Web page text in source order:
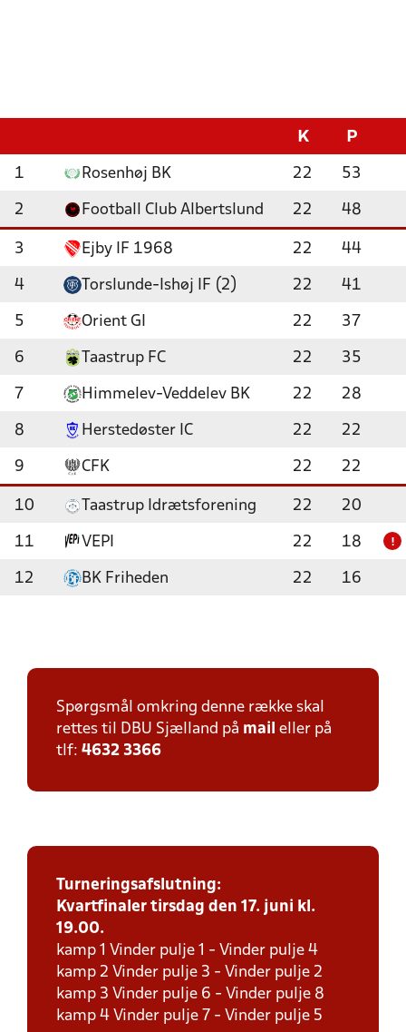
K P
1 Rosenhøj BK 22 53
2 Football Club Albertslund 22 48
3 Ejby IF 1968 22 44
4 Torslunde-Ishøj IF (2) 22 41
5 Orient GI 22 37
6 Taastrup FC 22 35
7 Himmelev-Veddelev BK 22 28
8 Herstedøster IC 22 22
9 CFK 22 22
10 Taastrup Idrætsforening 22 20
11 VEPI 22 18 !
12 BK Friheden 22 16
Spørgsmål omkring denne række skal
rettes til DBU Sjælland på mail eller på
tlf: 4632 3366
Turneringsafslutning:
Kvartfinaler tirsdag den 17. juni kl.
19.00.
kamp 1 Vinder pulje 1 - Vinder pulje 4
kamp 2 Vinder pulje 3 - Vinder pulje 2
kamp 3 Vinder pulje 6 - Vinder pulje 8
kamp 4 Vinder pulje 7 - Vinder pulje 5